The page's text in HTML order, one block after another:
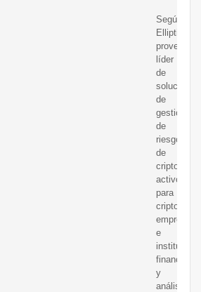
Según
Elliptic,
proveedor
líder
de
soluciones
de
gestión
de
riesgos
de
cripto
activos
para
cripto
empresas
e
financieras
y
análisis